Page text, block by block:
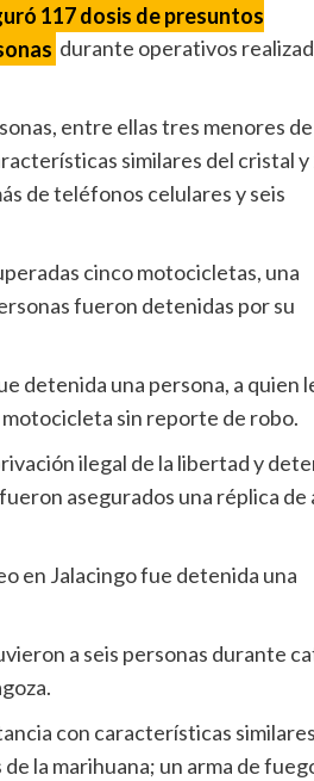
117 dosis de presuntos
durante operativos
entre ellas tres menores de
similares del cristal y
de teléfonos celulares y seis
cinco motocicletas, una
fueron detenidas por su
detenida una persona, a quien
sin reporte de robo.
ilegal de la libertad y
asegurados una réplica de
en Jalacingo fue detenida una
a seis personas durante
con características
la marihuana; un arma de